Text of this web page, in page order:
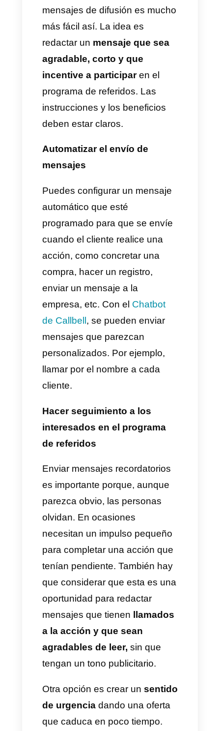
WhatsApp, la misma
incrementa las funciones de
WhatsApp
funcionalidades a los usuarios
para sacarle más provecho a la
app. Esto va desde
CRM, automatizaciones,
broadcast, hasta métricas
personalizadas. Esto permite
tener una gran cantidad de
soluciones que facilitan tener
éxito con un programa de
referidos en una sola
plataforma unificada.
Crear un link de referidos
personalizado
Sirve para distinguir cuando un
determinado y así darle la
recompensa pertinente a quien
También brinda el panorama de
cuáles clientes son más
efectivos atrayendo a nuevos
interesados. Hay software que
se encargan de hacer esto y de
llevar el control de las
recompensas que se han
repartido. Es una manera
efectiva dellevar el orden
demasiado esfuerzo.
Promover el alcance del
programa de referidos